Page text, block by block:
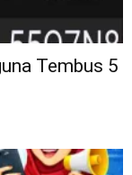
Tembus 5